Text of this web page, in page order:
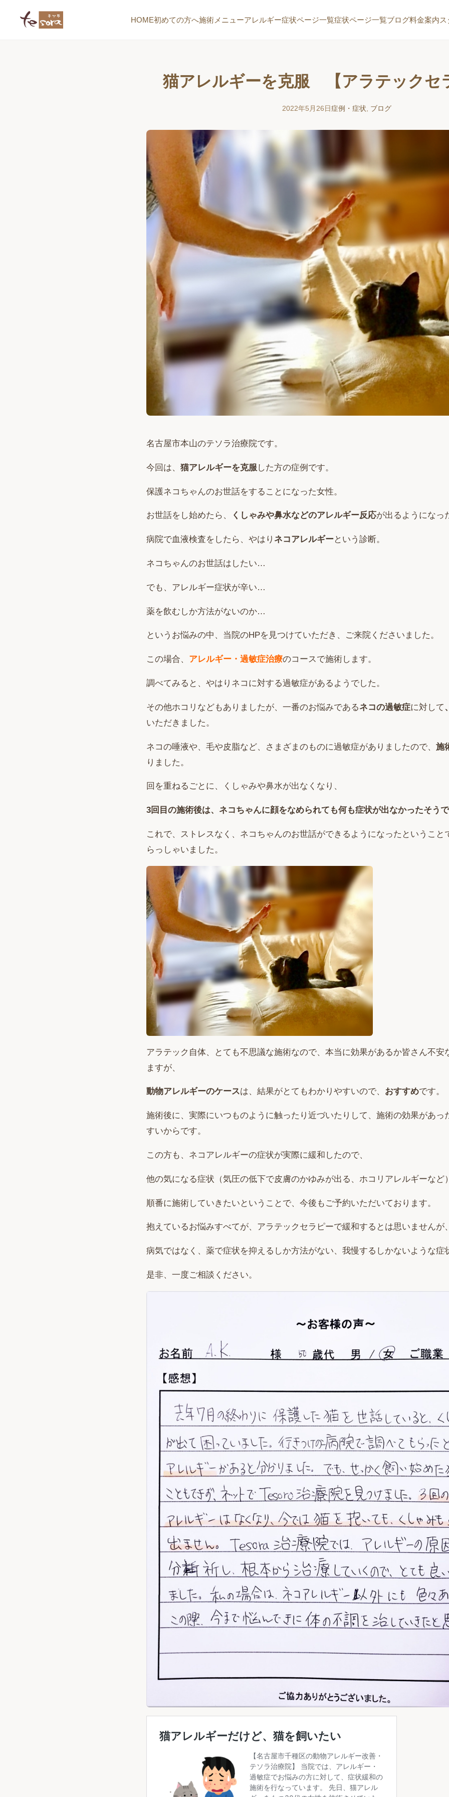
HOME初めての方へ施術メニューアレルギー症状ページ一覧症状ページ一覧ブログ料金案内
猫アレルギーを克服 【アラテックセ
2022年5月26日症例・症状 ブログ
名古屋市本山のテソラ治療院です。
今回は、 猫アレルギーを克服 した方の症例です。
保護ネコちゃんのお世話をすることになった女性。
お世話をし始めたら、 くしゃみや鼻水などのアレルギー反応が出るようになっ
病院で血液検査をしたら、やはり ネコアレルギーという診断。
ネコちゃんのお世話はしたい…
でも、アレルギー症状が辛い…
薬を飲むしか方法がないのか…
というお悩みの中、当院のHPを見つけていただき、ご来院くださいました。
この場合、 アレルギー・過敏症治療のコースで施術します。
調べてみると、やはりネコに対する過敏症があるようでした。
その他ホコリなどもありましたが、一番のお悩みであるネコの過敏症に対して、
いただきました。
ネコの唾液や、毛や皮脂など、さまざまのものに過敏症がありましたので、 施
りました。
回を重ねるごとに、くしゃみや鼻水が出なくなり、
3回目の施術後は、ネコちゃんに顔をなめられても何も症状が出なかったそうで
これで、ストレスなく、ネコちゃんのお世話ができるようになったということ
らっしゃいました。
アラテック自体、とても不思議な施術なので、本当に効果があるか皆さん不安
ますが、
動物アレルギーのケースは、結果がとてもわかりやすいので、 おすすめです。
施術後に、実際にいつものように触ったり近づいたりして、施術の効果があっ
すいからです。
この方も、ネコアレルギーの症状が実際に緩和したので、
他の気になる症状（気圧の低下で皮膚のかゆみが出る、ホコリアレルギーなど
順番に施術していきたいということで、今後もご予約いただいております。
抱えているお悩みすべてが、アラテックセラピーで緩和するとは思いませんが、
病気ではなく、薬で症状を抑えるしか方法がない、我慢するしかないような症
是非、一度ご相談ください。